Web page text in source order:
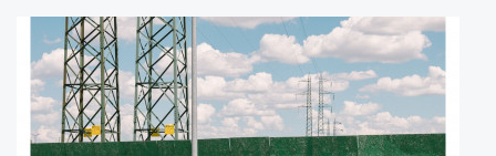
randagi come me, cominciavano a pensare al
viaggio (e alla scrittura) come unica via di fuga da
una situazione annichilente. Ricordo che la notizia
mi sembrò assurda, in quel clima: John Cage stava
allestendo per il mese di giugno “un treno pieno di